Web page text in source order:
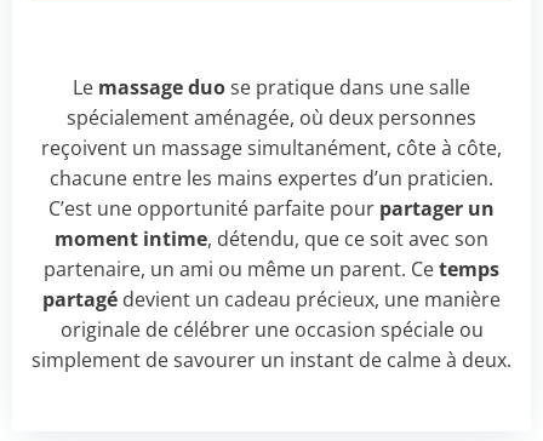
Le massage duose pratique dans une salle
spécialement aménagée, où deux personnes
reçoivent un massage simultanément, côte à côte,
chacune entre les mains expertes d’un praticien.
C’est une opportunité parfaite pour partager un
moment intime, détendu, que ce soit avec son
partenaire, un ami ou même un parent. Cetemps
partagé devient un cadeau précieux, une manière
originale de célébrer une occasion spéciale ou
simplement de savourer un instant de calme à deux.